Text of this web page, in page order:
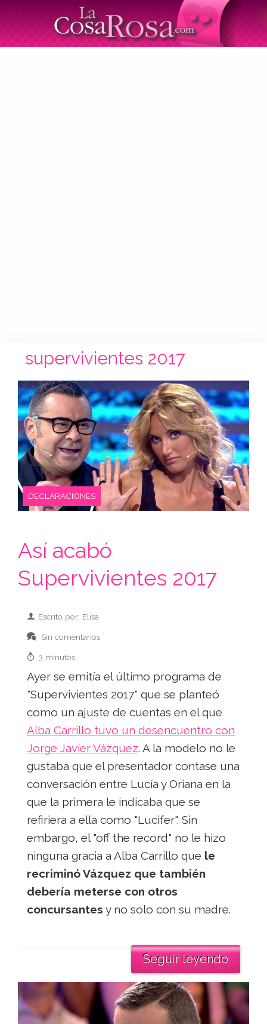
supervivientes 2017
DECLARACIONES
Así acabó
Supervivientes 2017
Escrito por: Elisa
Sin comentarios
3 minutos
Ayer se emitía el último programa de
"Supervivientes 2017" que se planteó
como un ajuste de cuentas en el que
Alba Carrillo tuvo un desencuentro con
Jorge Javier Vázquez. A la modelo no le
gustaba que el presentador contase una
conversación entre Lucía y Oriana en la
que la primera le indicaba que se
refiriera a ella como "Lucifer". Sin
embargo, el "off the record" no le hizo
ninguna gracia a Alba Carrillo que le
recriminó Vázquez que también
debería meterse con otros
concursantes y no solo con su madre.
Seguir leyendo